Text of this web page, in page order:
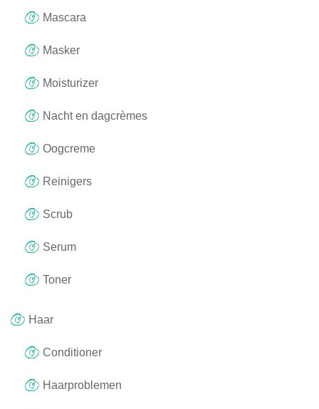
Mascara
Masker
Moisturizer
Nacht en dagcrèmes
Oogcreme
Reinigers
Scrub
Serum
Toner
Haar
Conditioner
Haarproblemen